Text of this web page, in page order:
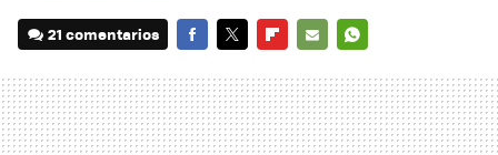
21 comentarios
MAIL